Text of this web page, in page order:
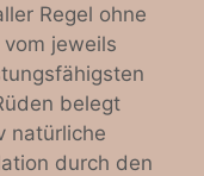
Regel ohne
jeweils
belegt
natürliche
durch den